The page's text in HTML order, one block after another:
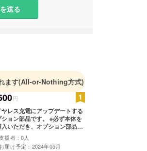
スマホ関連、スピーカー
。
送る
ます(All-or-Nothing方式)
円
ヤレス充電にアップデートする
ン部品です。 ※必ず本体を
入いただき、オプション部品の
ご購入はご遠慮くださいませ。
援者：0人
お届け予定：2024年05月